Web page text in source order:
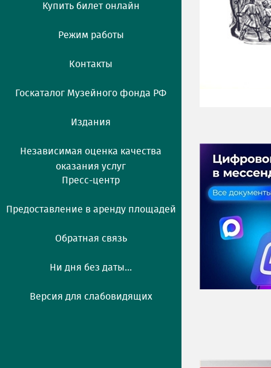
Купить билет онлайн
Режим работы
Контакты
Госкаталог Музейного фонда РФ
Издания
Независимая оценка качества
оказания услуг
Пресс-центр
Предоставление в аренду площадей
Обратная связь
Ни дня без даты...
Версия для слабовидящих